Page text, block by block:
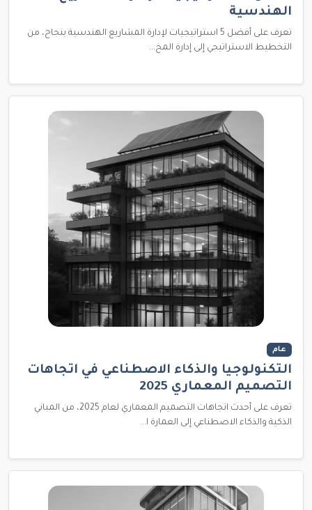
الهندسية
تعرف على أفضل 5 استراتيجيات لإدارة المشاريع الهندسية بنجاح، من
التخطيط الاستراتيجي إلى إدارة المخ...
عام
التكنولوجيا والذكاء الاصطناعي في اتجاهات
التصميم المعماري 2025
تعرف على أحدث اتجاهات التصميم المعماري لعام 2025، من المباني
الذكية والذكاء الاصطناعي إلى العمارة ا...